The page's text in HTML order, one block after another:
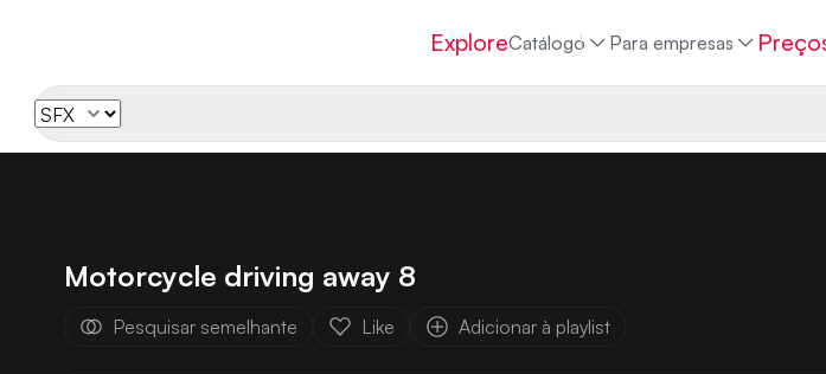
ExploreCatálogo Para empresas
Motorcycle driving away 8
Pesquisar semelhante Like Adicionar à playlist